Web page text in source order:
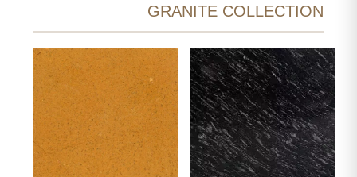
GRANITE COLLECTION